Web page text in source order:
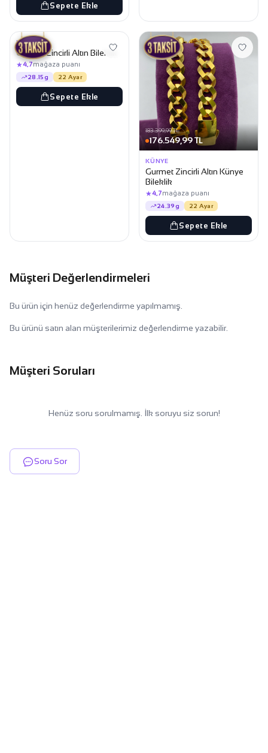
Sepete Ekle
211.599,99 TL
203.699,99 TL
KLASIK
Gurmet Zincirli Altın Bileklik
★4,7mağaza puanı
28.15g 22 Ayar
Sepete Ekle
183.399,99 TL
176.549,99 TL
KÜNYE
Gurmet Zincirli Altın Künye
Bileklik
★4,7mağaza puanı
24.39g 22 Ayar
Sepete Ekle
Müşteri Değerlendirmeleri
Bu ürün için henüz değerlendirme yapılmamış.
Bu ürünü satın alan müşterilerimiz değerlendirme yazabilir.
Müşteri Soruları
Henüz soru sorulmamış. İlk soruyu siz sorun!
Soru Sor